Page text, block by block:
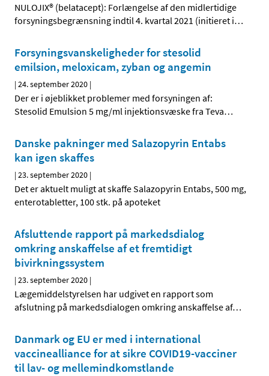
NULOJIX® (belatacept): Forlængelse af den midlertidige
forsyningsbegrænsning indtil 4. kvartal 2021 (initieret i…
Forsyningsvanskeligheder for stesolid
emilsion, meloxicam, zyban og angemin
|24. september 2020 |
Der er i øjeblikket problemer med forsyningen af:
Stesolid Emulsion 5 mg/ml injektionsvæske fra Teva…
Danske pakninger med Salazopyrin Entabs
kan igen skaffes
|23. september 2020 |
Det er aktuelt muligt at skaffe Salazopyrin Entabs, 500 mg,
enterotabletter, 100 stk. på apoteket
Afsluttende rapport på markedsdialog
omkring anskaffelse af et fremtidigt
bivirkningssystem
|23. september 2020 |
Lægemiddelstyrelsen har udgivet en rapport som
afslutning på markedsdialogen omkring anskaffelse af…
Danmark og EU er med i international
vaccinealliance for at sikre COVID19-vacciner
til lav- og mellemindkomstlande